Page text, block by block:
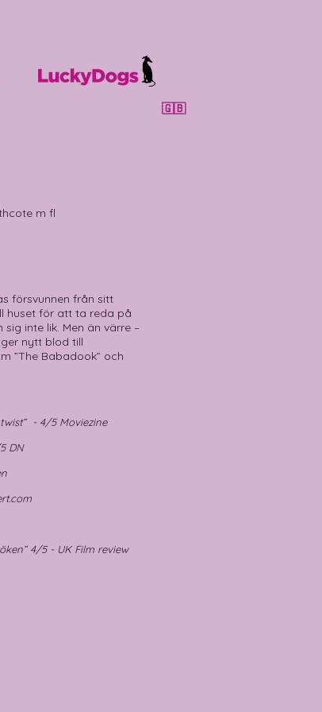
🇬🇧
m fl
försvunnen från sitt
huset för att ta reda på
inte lik. Men än värre –
nytt blod till
”The Babadook” och
twist” - 4/5Moviezine
DN
4/5 - UK Film review